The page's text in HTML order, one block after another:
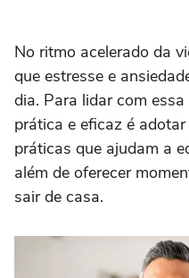
No ritmo acelerado da
que estresse e
dia. Para lidar com
prática e eficaz é
práticas que ajudam a
além de oferecer
sair de casa.